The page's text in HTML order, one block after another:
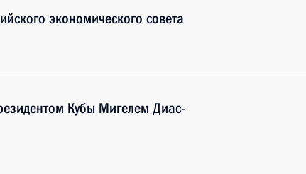
экономического совета
Кубы Мигелем Диас-